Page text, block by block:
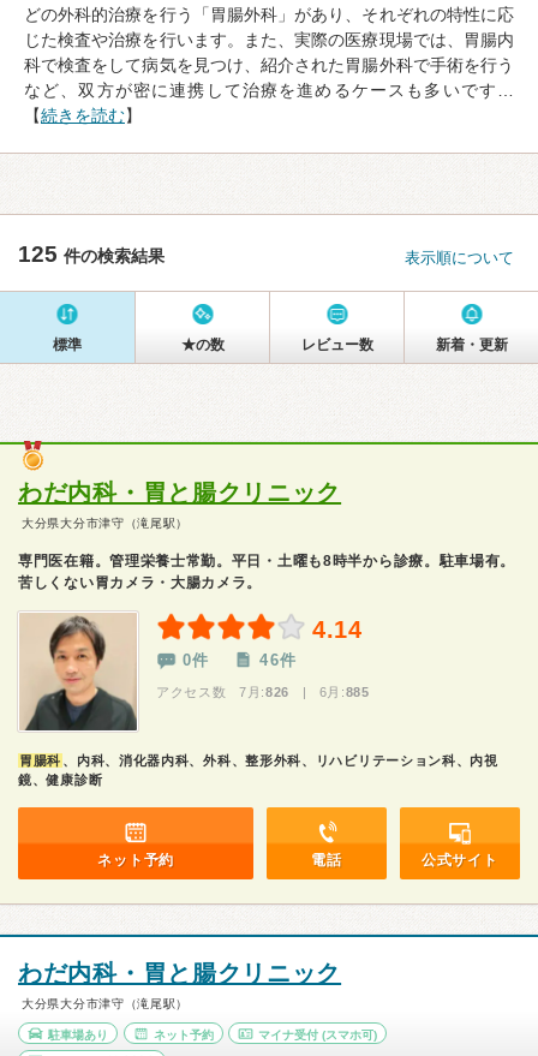
どの外科的治療を行う「胃腸外科」があり、それぞれの特性に応
じた検査や治療を行います。また、実際の医療現場では、胃腸内
科で検査をして病気を見つけ、紹介された胃腸外科で手術を行う
など、双方が密に連携して治療を進めるケースも多いです…
【続きを読む】
125 件の検索結果 表示順について
標準 ★の数 レビュー数 新着・更新
わだ内科・胃と腸クリニック
大分県大分市津守（滝尾駅）
専門医在籍。管理栄養士常勤。平日・土曜も8時半から診療。駐車場有。
苦しくない胃カメラ・大腸カメラ。
4.14
0件 46件
アクセス数 7月:826 | 6月:885
胃腸科 、内科、消化器内科、外科、整形外科、リハビリテーション科、内視
鏡、健康診断
ネット予約 電話 公式サイト
わだ内科・胃と腸クリニック
大分県大分市津守（滝尾駅）
駐車場あり ネット予約 マイナ受付 (スマホ可)